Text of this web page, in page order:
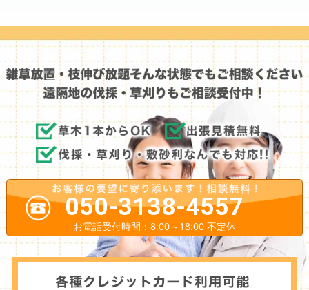
050-3138-4557
お電話受付時間：8:00～18:00 不定休